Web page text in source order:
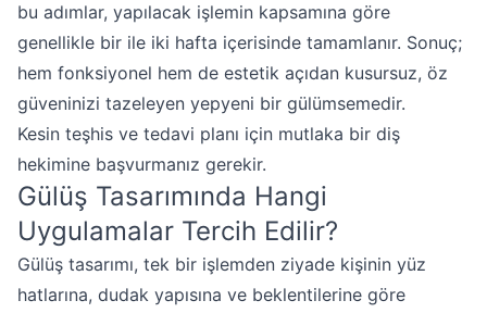
bu adımlar, yapılacak işlemin kapsamına göre
genellikle bir ile iki hafta içerisinde tamamlanır. Sonuç;
hem fonksiyonel hem de estetik açıdan kusursuz, öz
güveninizi tazeleyen yepyeni bir gülümsemedir.
Kesin teşhis ve tedavi planı için mutlaka bir diş
hekimine başvurmanız gerekir.
Gülüş Tasarımında Hangi
Uygulamalar Tercih Edilir?
Gülüş tasarımı, tek bir işlemden ziyade kişinin yüz
hatlarına, dudak yapısına ve beklentilerine göre